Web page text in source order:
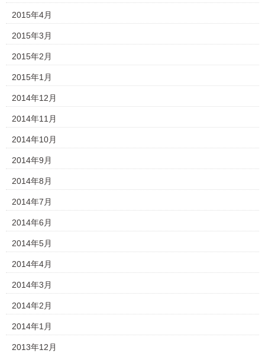
2015年4月
2015年3月
2015年2月
2015年1月
2014年12月
2014年11月
2014年10月
2014年9月
2014年8月
2014年7月
2014年6月
2014年5月
2014年4月
2014年3月
2014年2月
2014年1月
2013年12月